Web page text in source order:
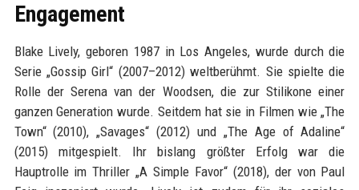
Engagement
Blake Lively, geboren 1987 in Los Angeles, wurde durch die
Serie „Gossip Girl“ (2007–2012) weltberühmt. Sie spielte die
Rolle der Serena van der Woodsen, die zur Stilikone einer
ganzen Generation wurde. Seitdem hat sie in Filmen wie „The
Town“ (2010), „Savages“ (2012) und „The Age of Adaline“
(2015) mitgespielt. Ihr bislang größter Erfolg war die
Hauptrolle im Thriller „A Simple Favor“ (2018), der von Paul